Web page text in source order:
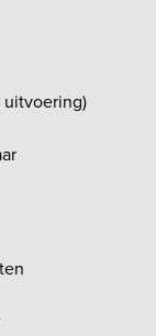
uitvoering)